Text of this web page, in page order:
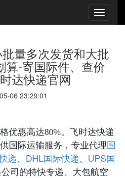
量多次发货和大批
算-寄国际件、查价
达快递官网
06 23:29:01
优惠高达80%。飞时达快递
国际运输服务，专业代理国
递、 DHL国际快递 、 UPS国
公司的特快专递、大包航空